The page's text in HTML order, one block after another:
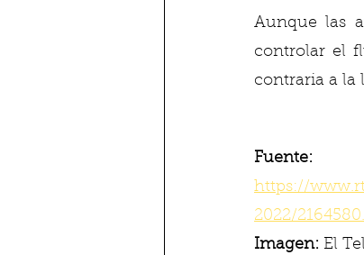
Aunque las
controlar el
contraria a la
Fuente:
https://
2022/
Imagen: El